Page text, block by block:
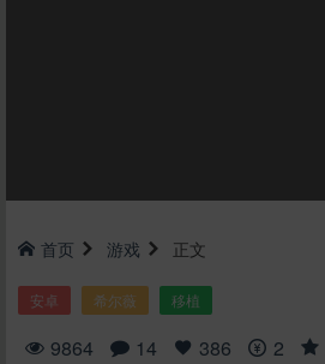
首页 游戏 正文
安卓 希尔薇 移植
9864 14 386 2